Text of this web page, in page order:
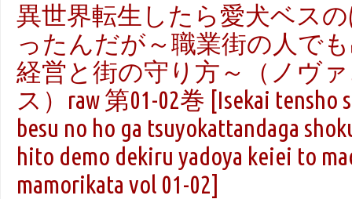
異世界転生したら愛犬ベス
ったんだが～職業街の人で
経営と街の守り方～（ノヴ
ス）raw 第01-02巻 [Isekai tensho
besu no ho ga tsuyokattandaga
hito demo dekiru yadoya keiei to
mamorikata vol 01-02]